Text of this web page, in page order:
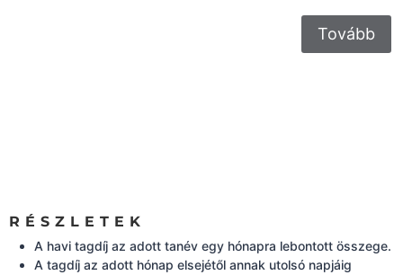
Tovább
RÉSZLETEK
A havi tagdíj az adott tanév egy hónapra lebontott összege.
A tagdíj az adott hónap elsejétől annak utolsó napjáig